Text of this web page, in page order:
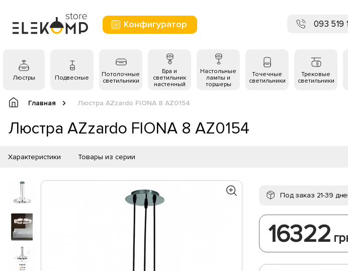
Конфигуратор 093 519
Люстры Подвесные
Потолочные
светильники
Бра и
светильник
настенный
Настольные
лампы и
торшеры
Точечные
светильники
Трековые
светильники
Главная Люстра AZzardo FIONA 8 AZ0154
Люстра AZzardo FIONA 8 AZ0154
Характеристики Товары из серии
Под заказ 21-39
16322